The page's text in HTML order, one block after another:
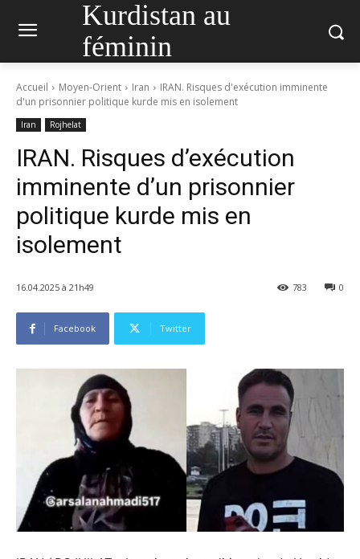
Kurdistan au
féminin
Accueil Moyen-Orient Iran
IRAN. Risques d'exécution imminente
d'un prisonnier politique kurde mis en isolement
Iran Rojhelat
IRAN. Risques d’exécution
imminente d’un prisonnier
politique kurde mis en
isolement
16.04.2025 à 21h49 0
783
Facebook Twitter